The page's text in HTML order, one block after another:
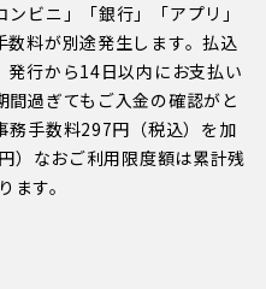
ビニ」「銀行」「アプリ」
料が別途発生します。払込
発行から14日以内にお支払い
過ぎてもご入金の確認がと
務手数料297円（税込）を加
）なおご利用限度額は累計残
す。